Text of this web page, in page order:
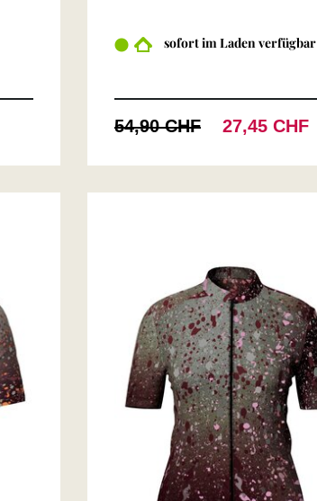
sofort im Laden verfügbar
54,90 CHF 27,45 CHF